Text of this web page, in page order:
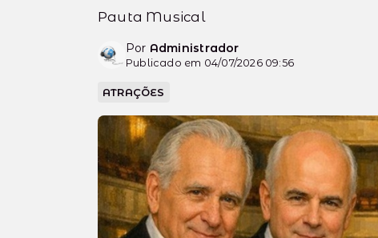
Pauta Musical
Por Administrador
Publicado em 04/07/2026 09:56
ATRAÇÕES